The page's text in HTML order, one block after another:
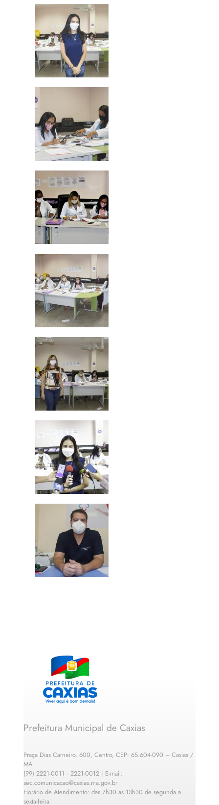
Prefeitura Municipal de Caxias
Praça Dias Carneiro, 600, Centro, CEP: 65.604-090 – Caxias /
MA
(99) 2221-0011 · 2221-0012 | E-mail:
sec.comunicacao@caxias.ma.gov.br
Horário de Atendimento: das 7h30 as 13h30 de segunda a
sexta-feira